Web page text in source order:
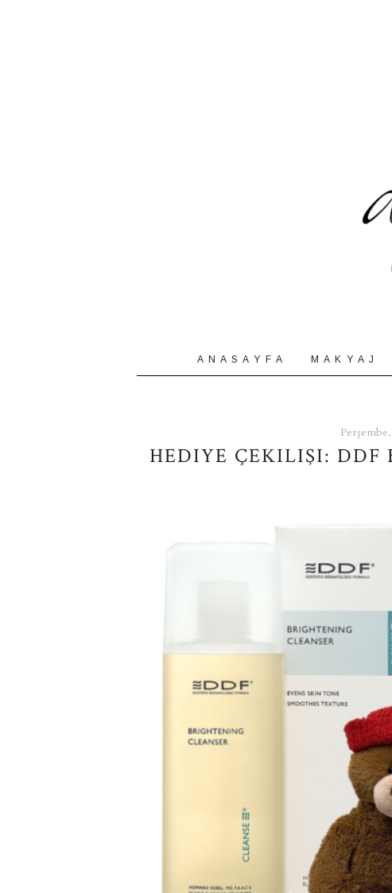
A N A S A Y F A M A K Y A J
HEDIYE ÇEKILIŞI: DDF